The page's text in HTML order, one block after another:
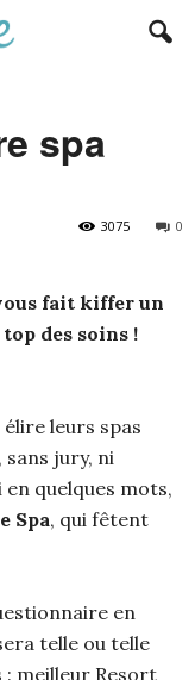
spa
0
3075
fait kiffer un
des soins !
leurs spas
jury, ni
quelques mots,
Spa, qui fêtent
en
telle ou telle
meilleur Resort